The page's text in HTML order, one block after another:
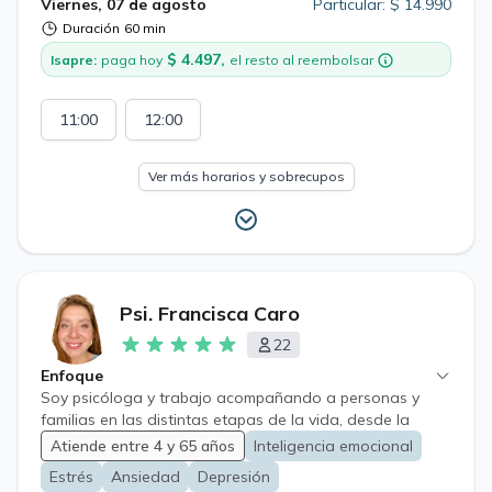
Viernes, 07 de agosto
Duración 60 min
Particular: $ 14.990
Isapre: paga hoy $ 4.497, el resto al reembolsar
11:00 12:00
Ver más horarios y sobrecupos
Psi. Francisca Caro
22
Enfoque
Soy psicóloga y trabajo acompañando a personas y
familias en las distintas etapas de la vida, desde la
infancia hasta la adultez mayor. Mi enfoque integra la
salud mental, el fortalecimiento emocional y el desarrollo
de habilidades que permitan afrontar los desafíos
Atiende entre 4 y 65 años
Inteligencia emocional
Estrés
Ansiedad
Depresión